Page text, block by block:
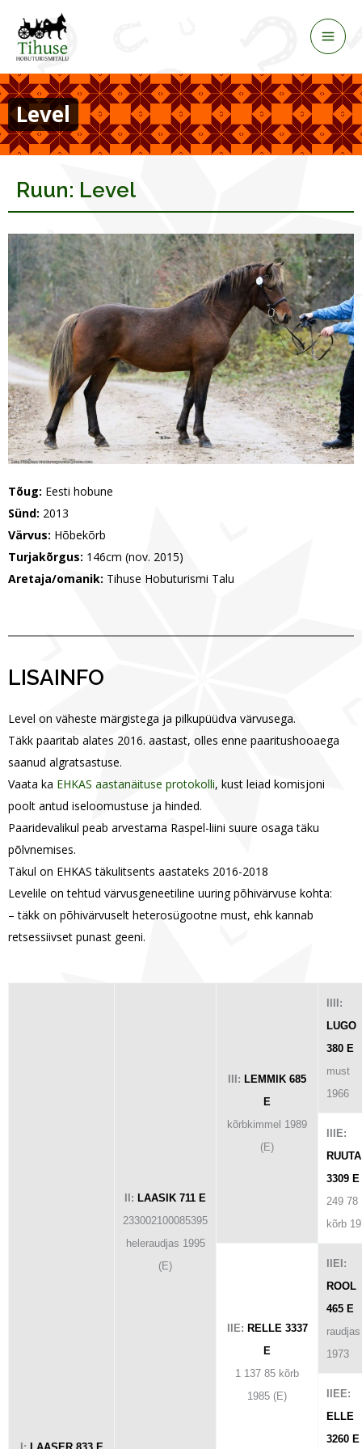
content
Level
Ruun: Level
Tõug: Eesti hobune
Sünd: 2013
Värvus: Hõbekõrb
Turjakõrgus: 146cm (nov. 2015)
Aretaja/omanik: Tihuse Hobuturismi Talu
LISAINFO
Level on väheste märgistega ja pilkupüüdva värvusega.
Täkk paaritab alates 2016. aastast, olles enne paaritushooaega
saanud algratsastuse.
Vaata ka EHKAS aastanäituse protokolli, kust leiad komisjoni
poolt antud iseloomustuse ja hinded.
Paaridevalikul peab arvestama Raspel-liini suure osaga täku
põlvnemises.
Täkul on EHKAS täkulitsents aastateks 2016-2018
Levelile on tehtud värvusgeneetiline uuring põhivärvuse kohta:
– täkk on põhivärvuselt heterosügootne must, ehk kannab
retsessiivset punast geeni.
II: LAASIK 711 E
233002100085395
heleraudjas 1995
(E)
III: LEMMIK 685
E
kõrbkimmel 1989
(E)
IIII:
LUGO
380 E
must
1966
IIIE:
RUUTA
3309 E
249 78
kõrb
IIE: RELLE 3337
E
1 137 85 kõrb
1985 (E)
IIEI:
ROOL
465 E
raudjas
1973
IIEE:
ELLE
3260 E